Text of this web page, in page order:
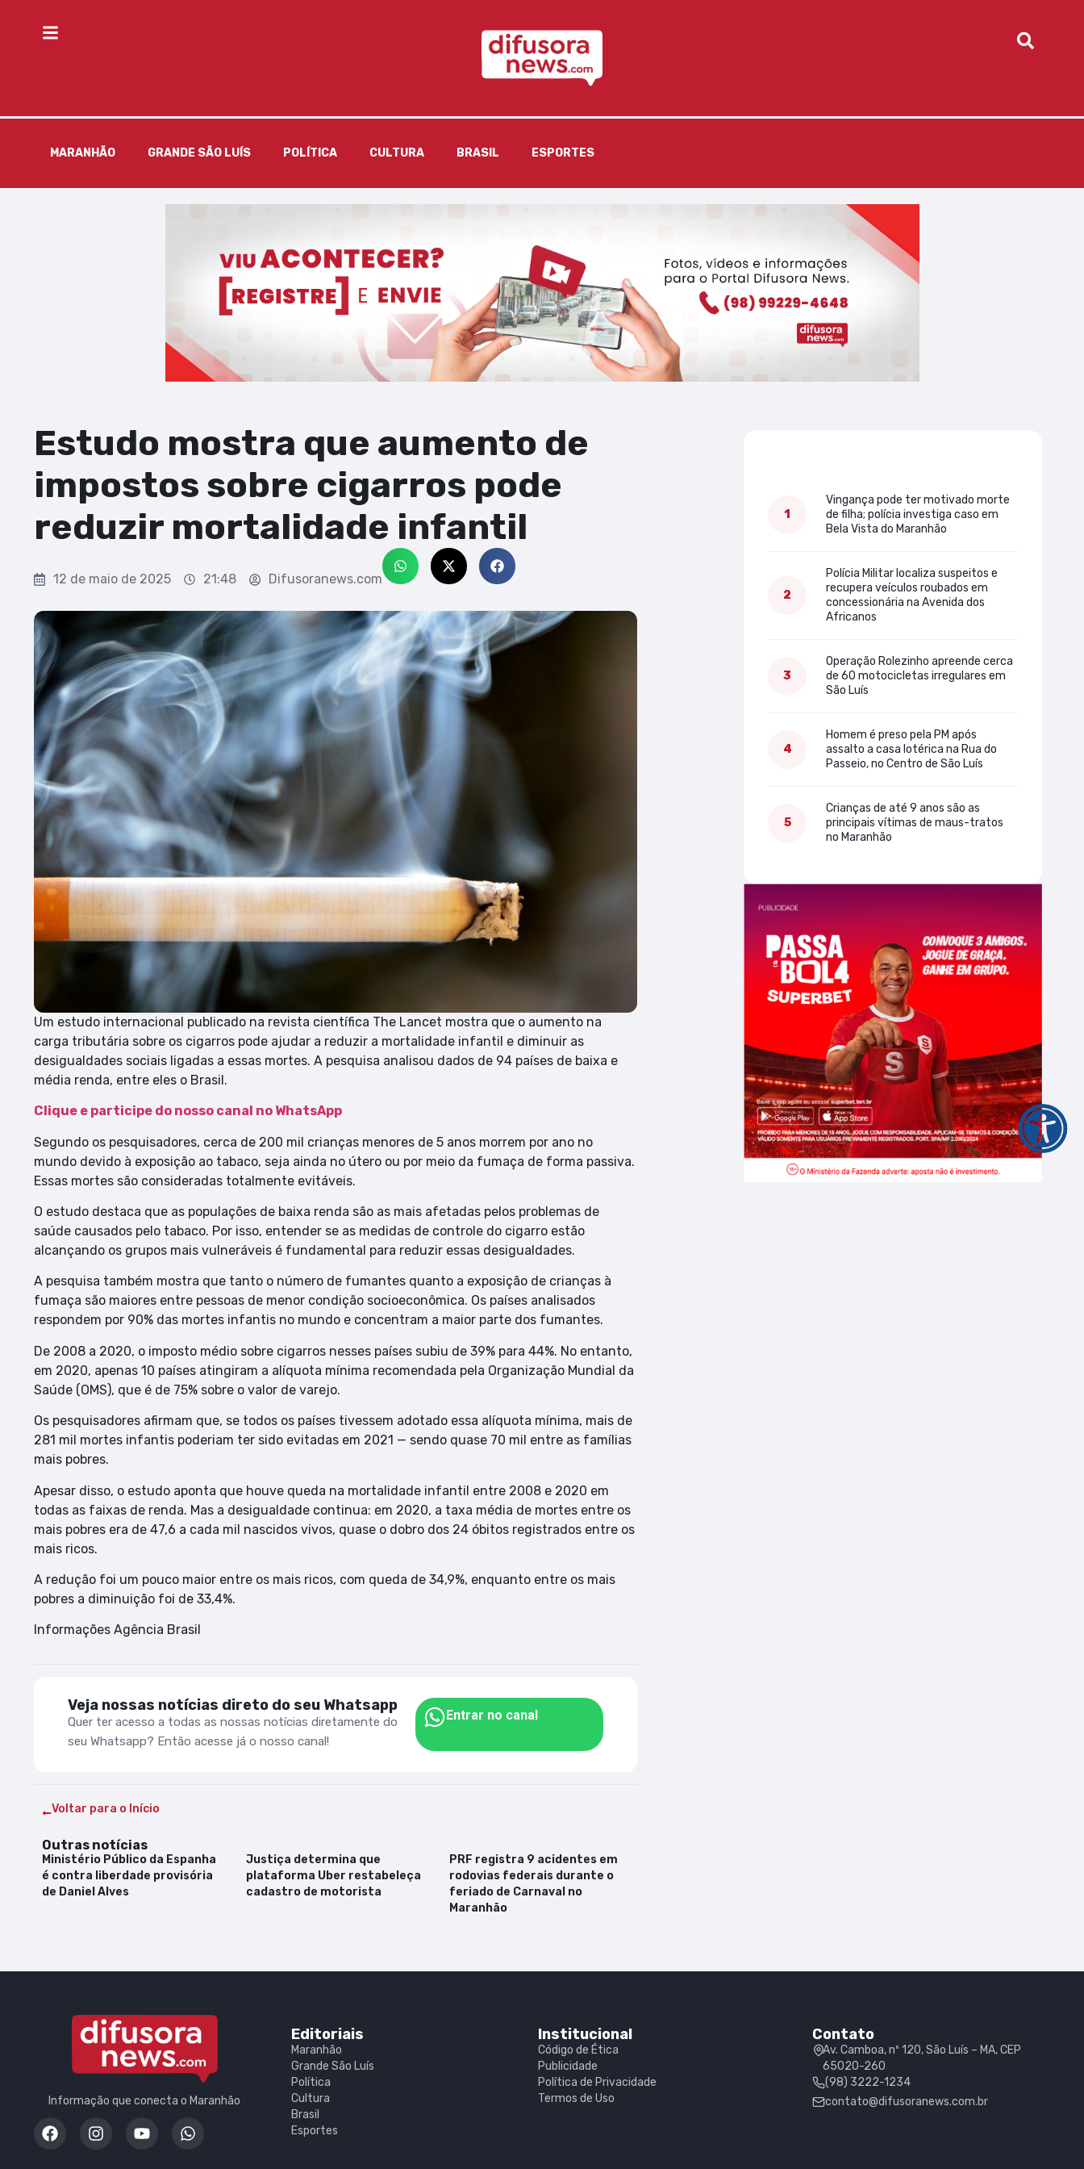
MARANHÃO GRANDE SÃO LUÍS POLÍTICA CULTURA BRASIL ESPORTES
Estudo mostra que aumento de
impostos sobre cigarros pode
reduzir mortalidade infantil
12 de maio de 2025 21:48 Difusoranews.com
Um estudo internacional publicado na revista científica The Lancet mostra que o aumento na
carga tributária sobre os cigarros pode ajudar a reduzir a mortalidade infantil e diminuir as
desigualdades sociais ligadas a essas mortes. A pesquisa analisou dados de 94 países de baixa e
média renda, entre eles o Brasil.
Clique e participe do nosso canal no WhatsApp
Segundo os pesquisadores, cerca de 200 mil crianças menores de 5 anos morrem por ano no
mundo devido à exposição ao tabaco, seja ainda no útero ou por meio da fumaça de forma passiva.
Essas mortes são consideradas totalmente evitáveis.
O estudo destaca que as populações de baixa renda são as mais afetadas pelos problemas de
saúde causados pelo tabaco. Por isso, entender se as medidas de controle do cigarro estão
alcançando os grupos mais vulneráveis é fundamental para reduzir essas desigualdades.
A pesquisa também mostra que tanto o número de fumantes quanto a exposição de crianças à
fumaça são maiores entre pessoas de menor condição socioeconômica. Os países analisados
respondem por 90% das mortes infantis no mundo e concentram a maior parte dos fumantes.
De 2008 a 2020, o imposto médio sobre cigarros nesses países subiu de 39% para 44%. No entanto,
em 2020, apenas 10 países atingiram a alíquota mínima recomendada pela Organização Mundial da
Saúde (OMS), que é de 75% sobre o valor de varejo.
Os pesquisadores afirmam que, se todos os países tivessem adotado essa alíquota mínima, mais de
281 mil mortes infantis poderiam ter sido evitadas em 2021 — sendo quase 70 mil entre as famílias
mais pobres.
Apesar disso, o estudo aponta que houve queda na mortalidade infantil entre 2008 e 2020 em
todas as faixas de renda. Mas a desigualdade continua: em 2020, a taxa média de mortes entre os
mais pobres era de 47,6 a cada mil nascidos vivos, quase o dobro dos 24 óbitos registrados entre os
mais ricos.
A redução foi um pouco maior entre os mais ricos, com queda de 34,9%, enquanto entre os mais
pobres a diminuição foi de 33,4%.
Informações Agência Brasil
Veja nossas notícias direto do seu Whatsapp
Quer ter acesso a todas as nossas notícias diretamente do
seu Whatsapp? Então acesse já o nosso canal!
Entrar no canal
Voltar para o Início
Outras notícias
Ministério Público da Espanha
é contra liberdade provisória
de Daniel Alves
Justiça determina que
plataforma Uber restabeleça
cadastro de motorista
PRF registra 9 acidentes em
rodovias federais durante o
feriado de Carnaval no
Maranhão
Vingança pode ter motivado morte
de filha; polícia investiga caso em
Bela Vista do Maranhão
Polícia Militar localiza suspeitos e
recupera veículos roubados em
concessionária na Avenida dos
Africanos
Operação Rolezinho apreende cerca
de 60 motocicletas irregulares em
São Luís
Homem é preso pela PM após
assalto a casa lotérica na Rua do
Passeio, no Centro de São Luís
Crianças de até 9 anos são as
principais vítimas de maus-tratos
no Maranhão
Informação que conecta o Maranhão
Editoriais
Maranhão
Grande São Luís
Política
Cultura
Brasil
Esportes
Institucional
Código de Ética
Publicidade
Política de Privacidade
Termos de Uso
Contato
Av. Camboa, nº 120, São Luís – MA, CEP
65020-260
(98) 3222-1234
contato@difusoranews.com.br